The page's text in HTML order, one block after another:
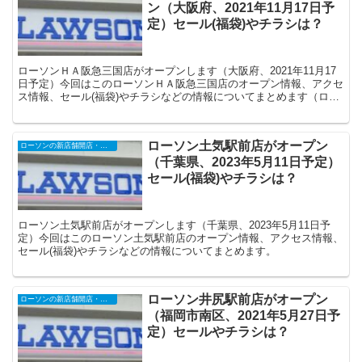
ン（大阪府、2021年11月17日予
定）セール(福袋)やチラシは？
ローソンＨＡ阪急三国店がオープンします（大阪府、2021年11月17
日予定）今回はこのローソンＨＡ阪急三国店のオープン情報、アクセ
ス情報、セール(福袋)やチラシなどの情報についてまとめます（ロー
です）。
ローソン土気駅前店がオープン
（千葉県、2023年5月11日予定）
セール(福袋)やチラシは？
ローソン土気駅前店がオープンします（千葉県、2023年5月11日予
定）今回はこのローソン土気駅前店のオープン情報、アクセス情報、
セール(福袋)やチラシなどの情報についてまとめます。
ローソンの新店舗開店・オープンセール
ローソン井尻駅前店がオープン
（福岡市南区、2021年5月27日予
定）セールやチラシは？